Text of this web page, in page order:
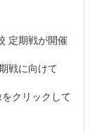
定期戦が開催
戦に向けて
クリックして